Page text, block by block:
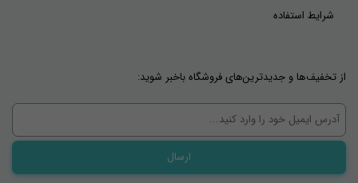
شرایط استفاده
از تخفیف‌ها و جدیدترین‌های فروشگاه باخبر شوید: